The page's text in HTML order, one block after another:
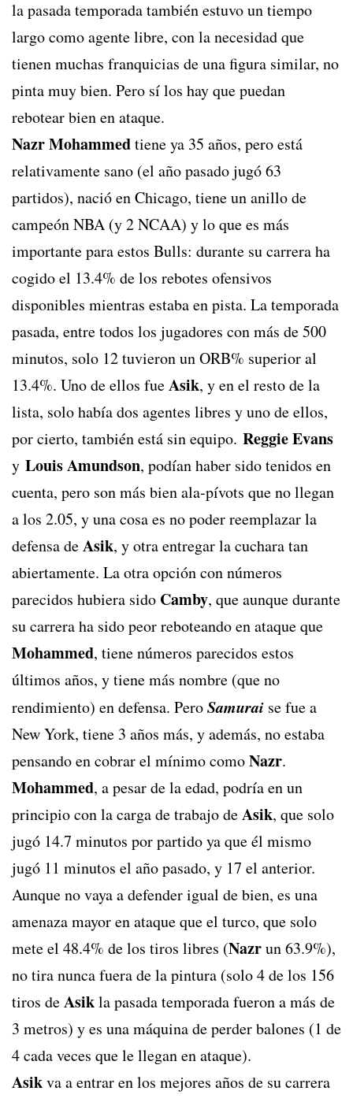
la pasada temporada también estuvo un tiempo
largo como agente libre, con la necesidad que
tienen muchas franquicias de una figura similar, no
pinta muy bien. Pero sí los hay que puedan
rebotear bien en ataque.
Nazr Mohammedtiene ya 35 años, pero está
relativamente sano (el año pasado jugó 63
partidos), nació en Chicago, tiene un anillo de
campeón NBA (y 2 NCAA) y lo que es más
importante para estos Bulls: durante su carrera ha
cogido el 13.4% de los rebotes ofensivos
disponibles mientras estaba en pista. La temporada
pasada, entre todos los jugadores con más de 500
minutos, solo 12 tuvieron un ORB% superior al
13.4%. Uno de ellos fueAsik, y en el resto de la
lista, solo había dos agentes libres y uno de ellos,
por cierto, también está sin equipo. Reggie Evans
y Louis Amundson, podían haber sido tenidos en
cuenta, pero son más bien ala-pívots que no llegan
a los 2.05, y una cosa es no poder reemplazar la
defensa deAsik, y otra entregar la cuchara tan
abiertamente. La otra opción con números
parecidos hubiera sido Camby, que aunque durante
su carrera ha sido peor reboteando en ataque que
Mohammed, tiene números parecidos estos
últimos años, y tiene más nombre (que no
rendimiento) en defensa. PeroSamurai se fue a
New York, tiene 3 años más, y además, no estaba
pensando en cobrar el mínimo comoNazr.
Mohammed, a pesar de la edad, podría en un
principio con la carga de trabajo deAsik, que solo
jugó 14.7 minutos por partido ya que él mismo
jugó 11 minutos el año pasado, y 17 el anterior.
Aunque no vaya a defender igual de bien, es una
amenaza mayor en ataque que el turco, que solo
mete el 48.4% de los tiros libres (Nazrun 63.9%),
no tira nunca fuera de la pintura (solo 4 de los 156
tiros deAsikla pasada temporada fueron a más de
3 metros) y es una máquina de perder balones (1 de
4 cada veces que le llegan en ataque).
Asikva a entrar en los mejores años de su carrera